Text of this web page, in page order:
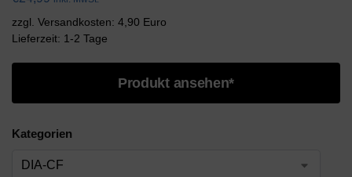
zzgl. Versandkosten: 4,90 Euro
Lieferzeit: 1-2 Tage
Produkt ansehen*
Kategorien